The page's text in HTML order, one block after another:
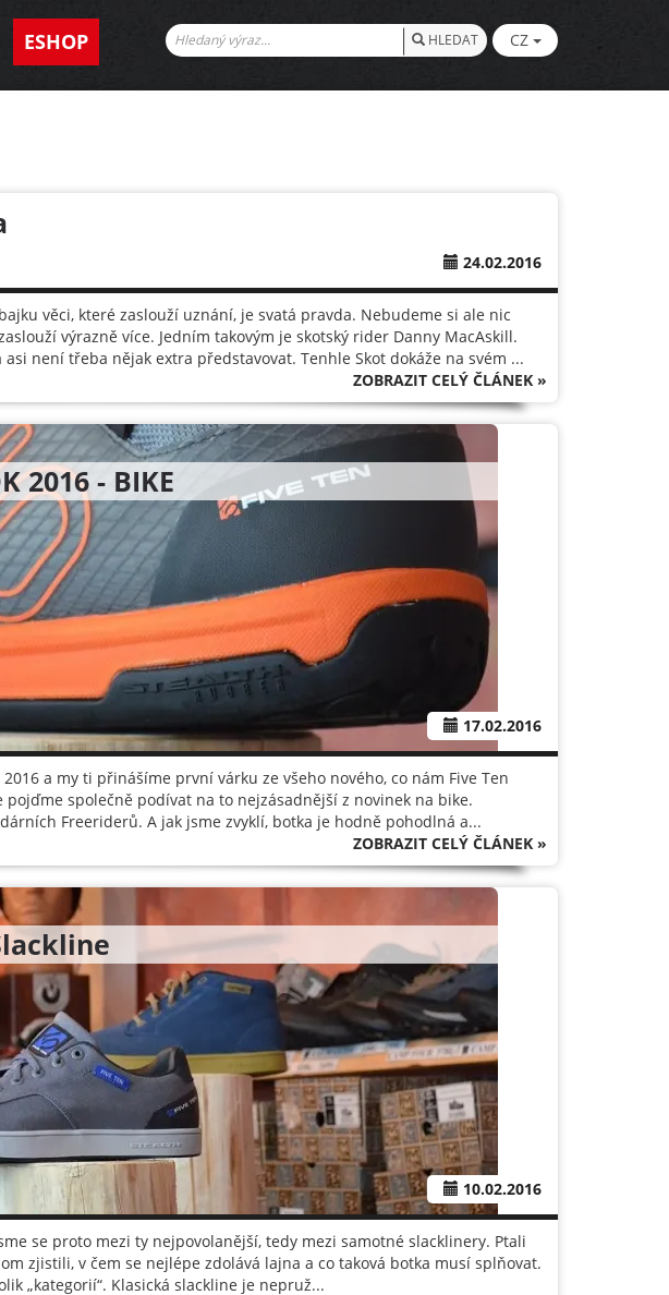
ESHOP HLEDAT CZ
24.02.2016
věci, které zaslouží uznání, je svatá pravda. Nebudeme si ale nic
výrazně více. Jedním takovým je skotský rider Danny MacAskill.
není třeba nějak extra představovat. Tenhle Skot dokáže na svém ...
ZOBRAZIT CELÝ ČLÁNEK »
2016 - BIKE
17.02.2016
a my ti přinášíme první várku ze všeho nového, co nám Five Ten
společně podívat na to nejzásadnější z novinek na bike.
Freeriderů. A jak jsme zvyklí, botka je hodně pohodlná a...
ZOBRAZIT CELÝ ČLÁNEK »
10.02.2016
se proto mezi ty nejpovolanější, tedy mezi samotné slacklinery. Ptali
zjistili, v čem se nejlépe zdolává lajna a co taková botka musí splňovat.
„kategorií“. Klasická slackline je nepruž...